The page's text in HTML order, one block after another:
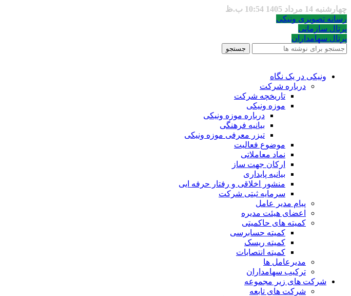
چهارشنبه 14 مرداد 1405 10:54 ب.ظ
رسانه تصویری ونیکی
پرتال سازمانی
پرتال سهامداران
جستجو
ونیکی در یک نگاه
درباره شرکت
تاریخچه شرکت
موزه ونیکی
درباره موزه ونیکی
بیانیه فرهنگی
تیزر معرفی موزه ونیکی
موضوع فعالیت
نماد معاملاتی
ارکان جهت ساز
بیانیه پایداری
منشور اخلاقی و رفتار حرفه ایی
سرمایه ثبتی شرکت
پیام مدیر عامل
اعضای هیئت مدیره
کمیته های حاکمیتی
کمیته حسابرسی
کمیته ریسک
کمیته انتصابات
مدیرعامل ها
ترکیب سهامداران
شرکت های زیر مجموعه
شرکت های تابعه